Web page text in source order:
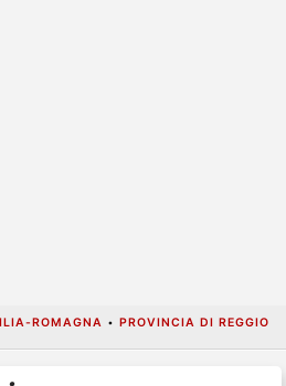
ROMAGNA • PROVINCIA DI REGGIO